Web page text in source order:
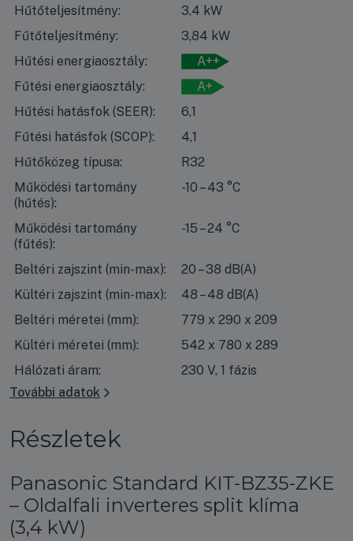
Hűtőteljesítmény:
3,4 kW
Fűtőteljesítmény:
3,84 kW
Hűtési energiaosztály:
A++
Fűtési energiaosztály:
A+
Hűtési hatásfok (SEER):
6,1
Fűtési hatásfok (SCOP):
4,1
Hűtőközeg típusa:
R32
Működési tartomány
(hűtés):
-10 – 43 °C
Működési tartomány
(fűtés):
-15 – 24 °C
Beltéri zajszint (min-max):
20 – 38 dB(A)
Kültéri zajszint (min-max):
48 – 48 dB(A)
Beltéri méretei (mm):
779 x 290 x 209
Kültéri méretei (mm):
542 x 780 x 289
Hálózati áram:
230 V, 1 fázis
További adatok
Részletek
Panasonic Standard KIT-BZ35-ZKE
– Oldalfali inverteres split klíma
(3,4 kW)